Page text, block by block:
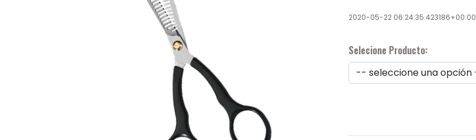
2020-05-22 06:24:35.423186+00:00
Selecione Producto: